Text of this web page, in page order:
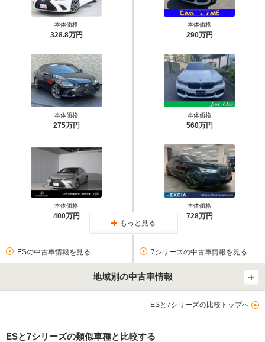
本体価格
328.8万円
本体価格
275万円
本体価格
400万円
本体価格
290万円
本体価格
560万円
本体価格
728万円
もっと見る
ESの中古車情報を見る 7シリーズの中古車情報を見る
地域別の中古車情報
ESと7シリーズの比較トップへ
ESと7シリーズの類似車種と比較する